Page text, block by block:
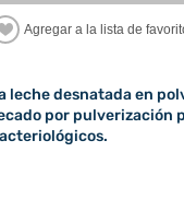
leche desnatada en
por pulverización